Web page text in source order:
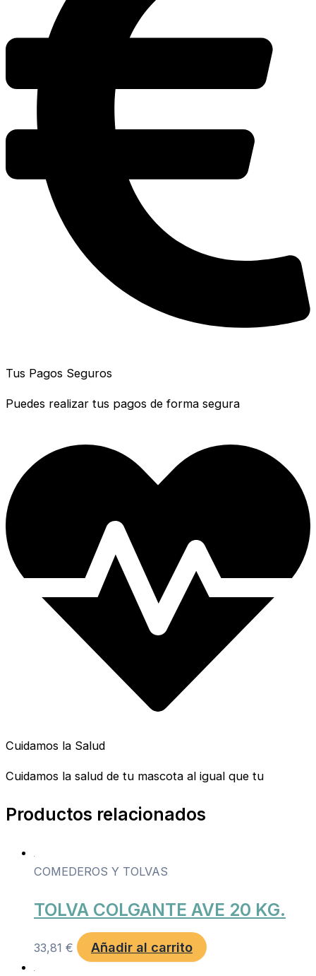
Tus Pagos Seguros
Puedes realizar tus pagos de forma segura
Cuidamos la Salud
Cuidamos la salud de tu mascota al igual que tu
Productos relacionados
COMEDEROS Y TOLVAS
TOLVA COLGANTE AVE 20 KG.
33,81 € Añadir al carrito